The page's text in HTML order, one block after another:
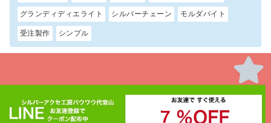
グランディディエライト シルバーチェーン モルダバイト
受注製作 シンプル